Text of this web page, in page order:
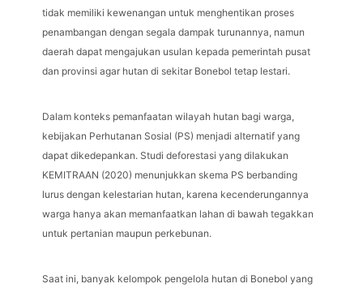
tidak memiliki kewenangan untuk menghentikan proses
penambangan dengan segala dampak turunannya, namun
daerah dapat mengajukan usulan kepada pemerintah pusat
dan provinsi agar hutan di sekitar Bonebol tetap lestari.
Dalam konteks pemanfaatan wilayah hutan bagi warga,
kebijakan Perhutanan Sosial (PS) menjadi alternatif yang
dapat dikedepankan. Studi deforestasi yang dilakukan
KEMITRAAN (2020) menunjukkan skema PS berbanding
lurus dengan kelestarian hutan, karena kecenderungannya
warga hanya akan memanfaatkan lahan di bawah tegakkan
untuk pertanian maupun perkebunan.
Saat ini, banyak kelompok pengelola hutan di Bonebol yang